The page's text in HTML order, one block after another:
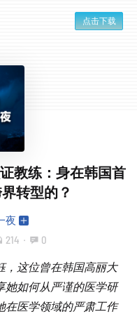
点击下载
教练：身在韩国首
转型的？
夜
214 · 0
，这位曾在韩国高丽大
她如何从严谨的医学研
在医学领域的严肃工作